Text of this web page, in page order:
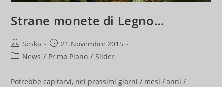
Strane monete di Legno…
Autore
dell'articolo:
Seska
Articolo
pubblicato:
21 Novembre 2015
Categoria
News / Primo Piano / Slider
Potrebbe capitarvi, nei prossimi giorni / mesi / anni /